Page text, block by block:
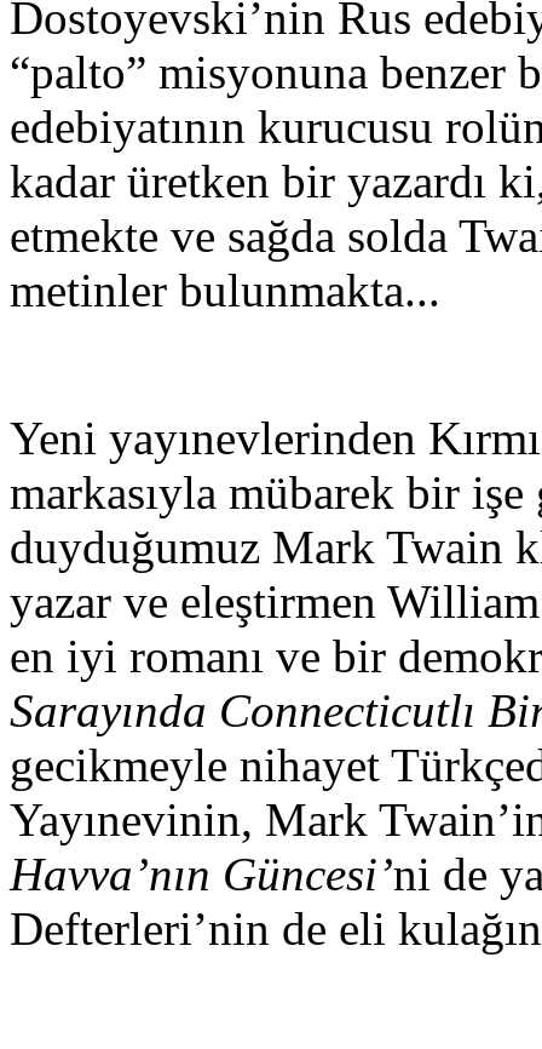
Dostoyevski’nin Rus
“palto” misyonuna benzer
edebiyatının kurucusu
kadar üretken bir yazardı
etmekte ve sağda solda
metinler bulunmakta...
Yeni yayınevlerinden
markasıyla mübarek bir
duyduğumuz Mark Twain
yazar ve eleştirmen
en iyi romanı ve bir
Sarayında Connecticutlı
gecikmeyle nihayet
Yayınevinin, Mark
Havva’nın Güncesi’ni de
Defterleri’nin de eli